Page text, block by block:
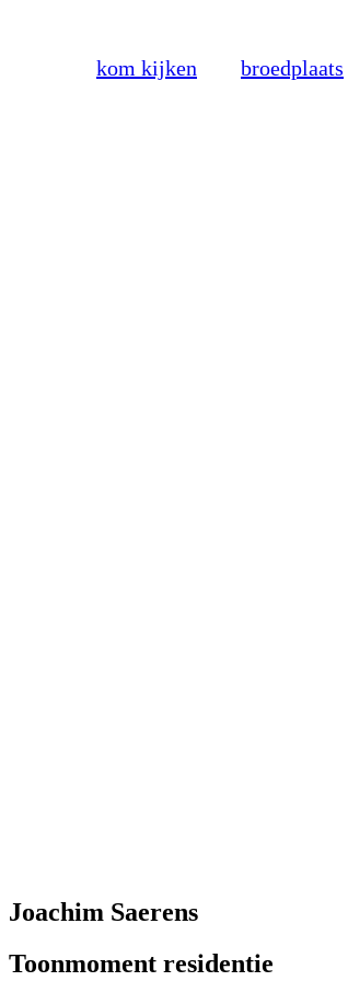
kom kijken broedplaats
Joachim Saerens
Toonmoment residentie